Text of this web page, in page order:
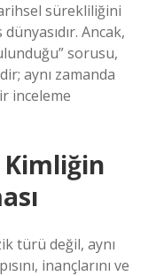
sürekliliğini
Ancak,
sorusu,
aynı zamanda
inceleme
türü değil, aynı
inançlarını ve